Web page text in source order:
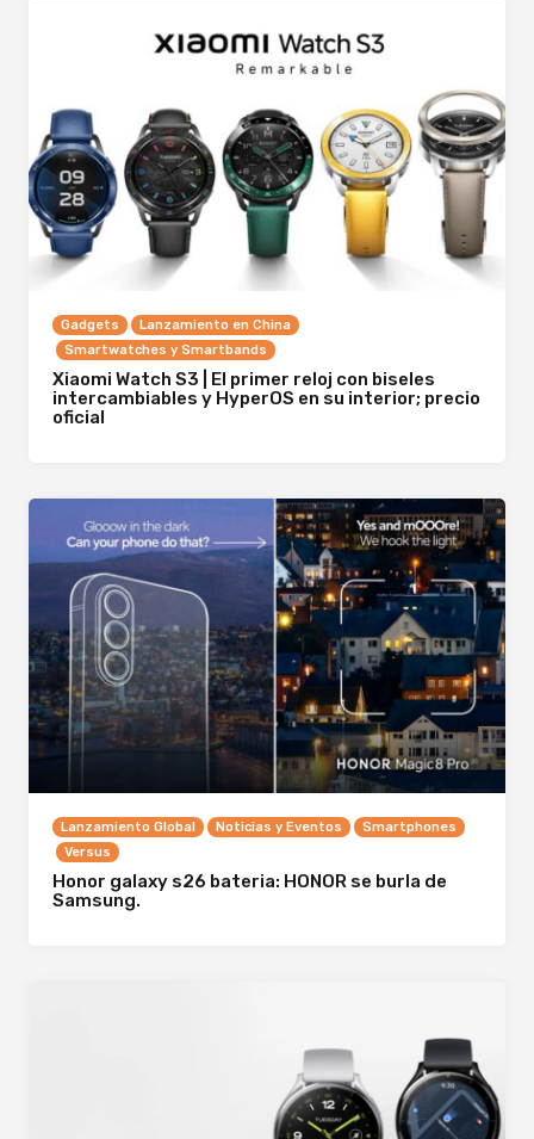
Gadgets
Lanzamiento en China
Smartwatches y Smartbands
Xiaomi Watch S3 | El primer reloj con biseles
intercambiables y HyperOS en su interior; precio
oficial
Lanzamiento Global Noticias y Eventos
Smartphones
Versus
Honor galaxy s26 bateria: HONOR se burla de
Samsung.